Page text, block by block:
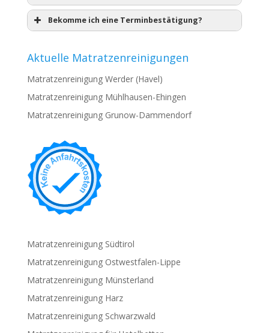
Bekomme ich eine Terminbestätigung?
Aktuelle Matratzenreinigungen
Matratzenreinigung Werder (Havel)
Matratzenreinigung Mühlhausen-Ehingen
Matratzenreinigung Grunow-Dammendorf
Matratzenreinigung Südtirol
Matratzenreinigung Ostwestfalen-Lippe
Matratzenreinigung Münsterland
Matratzenreinigung Harz
Matratzenreinigung Schwarzwald